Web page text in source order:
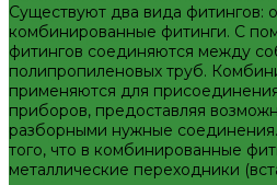
Крепеж и расходные материалы
Герметик резьбы
Герметики и Пена монтажная
Крепеж
Фильтра для воды
Кухонные фильтры
Инструмент и оборудование
Инструменты Valtec
Оборудование для сварки труб
Существуют два вида фитингов:
комбинированные фитинги. С
фитингов соединяются между
полипропиленовых труб.
применяются для
приборов, предоставляя
разборными нужные соединения.
того, что в комбинированные
металлические переходники